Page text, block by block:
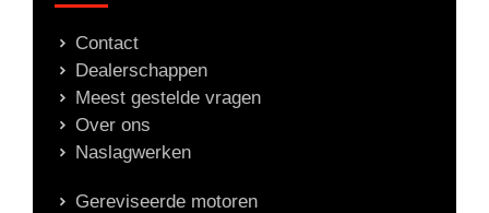
Contact
Dealerschappen
Meest gestelde vragen
Over ons
Naslagwerken
Gereviseerde motoren